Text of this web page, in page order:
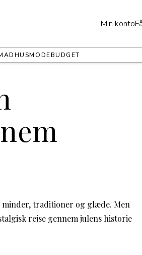
Min konto
HUSMODEBUDGET
minder, traditioner og glæde. Men
rejse gennem julens historie